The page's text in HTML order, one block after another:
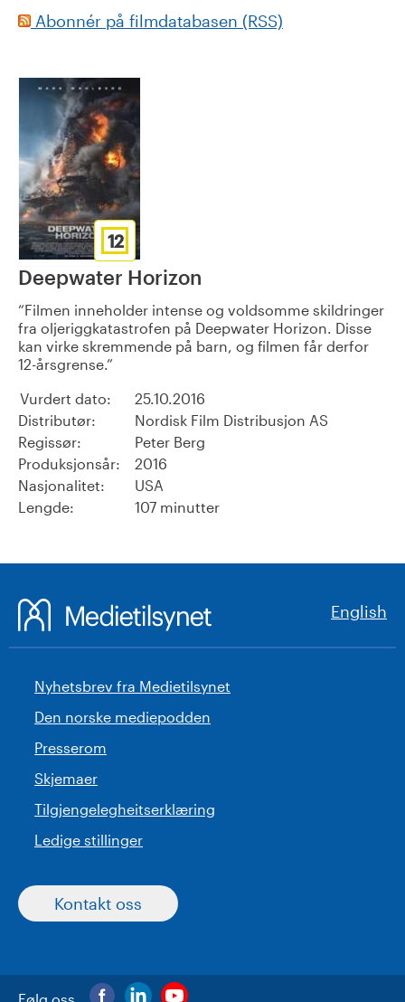
Abonnér på filmdatabasen (RSS)
12
Deepwater Horizon
Filmen inneholder intense og voldsomme skildringer
fra oljeriggkatastrofen på Deepwater Horizon. Disse
kan virke skremmende på barn, og filmen får derfor
12-årsgrense.
Vurdert dato:
25.10.2016
Distributør:
Nordisk Film Distribusjon AS
Regissør:
Peter Berg
Produksjonsår:
2016
Nasjonalitet:
USA
Lengde:
107 minutter
English
Nyhetsbrev fra Medietilsynet
Den norske mediepodden
Presserom
Skjemaer
Tilgjengelegheitserklæring
Ledige stillinger
Kontakt oss
Følg oss